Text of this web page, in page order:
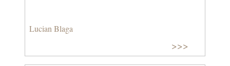
Lucian Blaga
>>>